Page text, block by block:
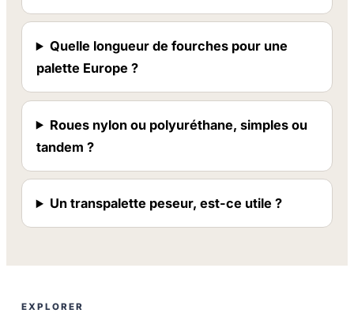
Quelle longueur de fourches pour une
palette Europe ?
Roues nylon ou polyuréthane, simples ou
tandem ?
Un transpalette peseur, est-ce utile ?
EXPLORER